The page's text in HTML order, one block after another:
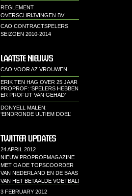
REGLEMENT
OVERSCHRIJVINGEN BV
CAO CONTRACTSPELERS
SEIZOEN 2010-2014
LAATSTE NIEUWS
CAO VOOR AZ VROUWEN
ERIK TEN HAG OVER 25 JAAR
PROPROF: ‘SPELERS HEBBEN
ER PROFIJT VAN GEHAD’
DONYELL MALEN:
‘EINDRONDE ULTIEM DOEL’
TWITTER UPDATES
24 APRIL 2012
NIEUW PROPROFMAGAZINE
MET OA DE TOPSCOORDER
VAN NEDERLAND EN DE BAAS
VAN HET BETAALDE VOETBAL!
3 FEBRUARY 2012